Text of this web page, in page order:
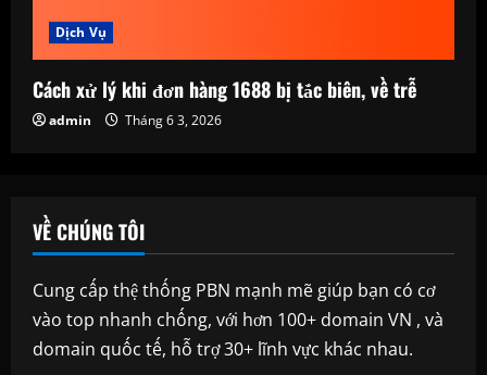
Dịch Vụ
Cách xử lý khi đơn hàng 1688 bị tắc biên, về trễ
admin Tháng 6 3, 2026
VỀ CHÚNG TÔI
Cung cấp thệ thống PBN mạnh mẽ giúp bạn có cơ
vào top nhanh chống, với hơn 100+ domain VN , và
domain quốc tế, hỗ trợ 30+ lĩnh vực khác nhau.